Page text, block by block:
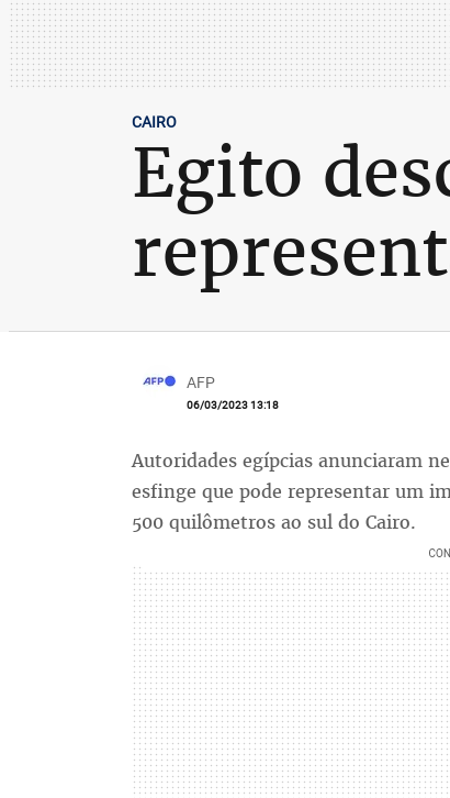
CAIRO
Egito
AFP
06/03/2023 13:18
Autoridades egípcias anunciaram
esfinge que pode representar um
500 quilômetros ao sul do Cairo.